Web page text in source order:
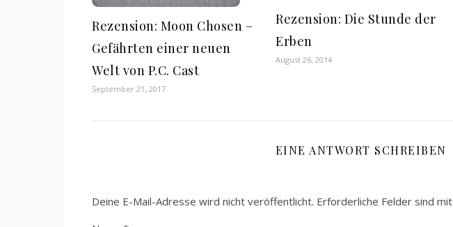
Rezension: Moon Chosen –
Gefährten einer neuen
Welt von P.C. Cast
September 21, 2017
Rezension: Die Stunde der
Erben
August 26, 2014
EINE ANTWORT SCHREIBEN
Deine E-Mail-Adresse wird nicht veröffentlicht. Erforderliche Felder sind mit